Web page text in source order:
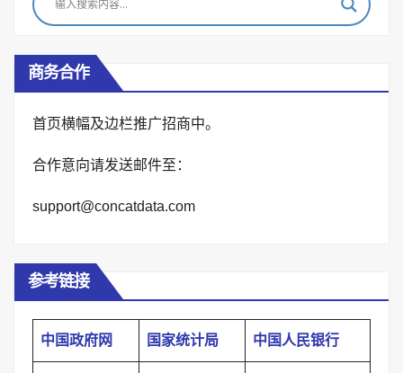
商务合作
首页横幅及边栏推广招商中。
合作意向请发送邮件至：
support@concatdata.com
参考链接
中国政府网 国家统计局 中国人民银行